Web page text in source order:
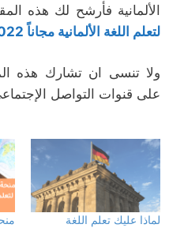
الألمانية فأرشح لك هذه
لتعلم اللغة الألمانية مجاناً 2022/DFA
ولا تنسى ان تشارك هذه
على قنوات التواصل
لماذا عليك تعلم اللغة